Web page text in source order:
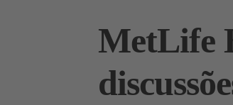
MetLife